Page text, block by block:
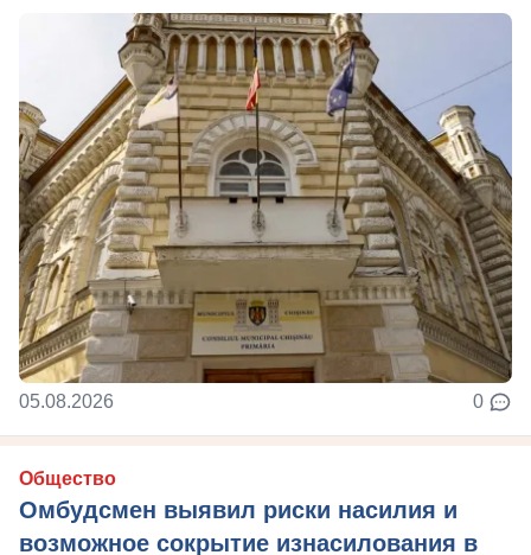
05.08.2026 0
Общество
Омбудсмен выявил риски насилия и
возможное сокрытие изнасилования в